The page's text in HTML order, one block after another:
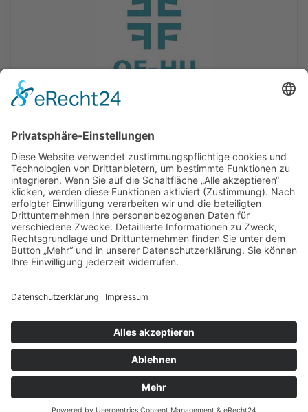
Großer Andrang bei den Turnerinnen
In diesem Jahr war die SG Dietzenbach Ausrichter der
Gau-Einzelmeisterschaften der Turnerinnen.
mehr
05.03.2024